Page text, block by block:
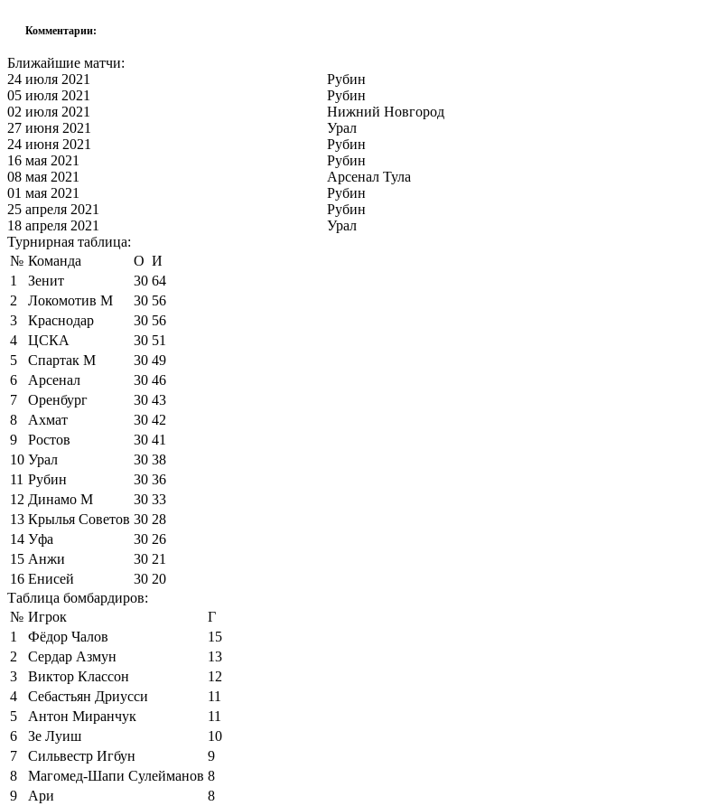
Комментарии:
Ближайшие матчи:
24 июля 2021
Рубин
05 июля 2021
Рубин
02 июля 2021
Нижний Новгород
27 июня 2021
Урал
24 июня 2021
Рубин
16 мая 2021
Рубин
08 мая 2021
Арсенал Тула
01 мая 2021
Рубин
25 апреля 2021
Рубин
18 апреля 2021
Урал
Турнирная таблица:
№ Команда О И
1
Зенит 30 64
2
Локомотив М 30 56
3
Краснодар 30 56
4
ЦСКА 30 51
5
Спартак М 30 49
6
Арсенал 30 46
7
Оренбург 30 43
8
Ахмат 30 42
9
Ростов 30 41
10 Урал 30 38
11 Рубин 30 36
12 Динамо М 30 33
13 Крылья Советов 30 28
14 Уфа 30 26
15 Анжи 30 21
16 Енисей 30 20
Таблица бомбардиров:
№ Игрок
Г
1
Фёдор Чалов
15
2
Сердар Азмун
13
3
Виктор Классон
12
4
Себастьян Дриусси
11
5
Антон Миранчук
11
6
Зе Луиш
10
7
Сильвестр Игбун
9
8
Магомед-Шапи Сулейманов 8
9
Ари
8